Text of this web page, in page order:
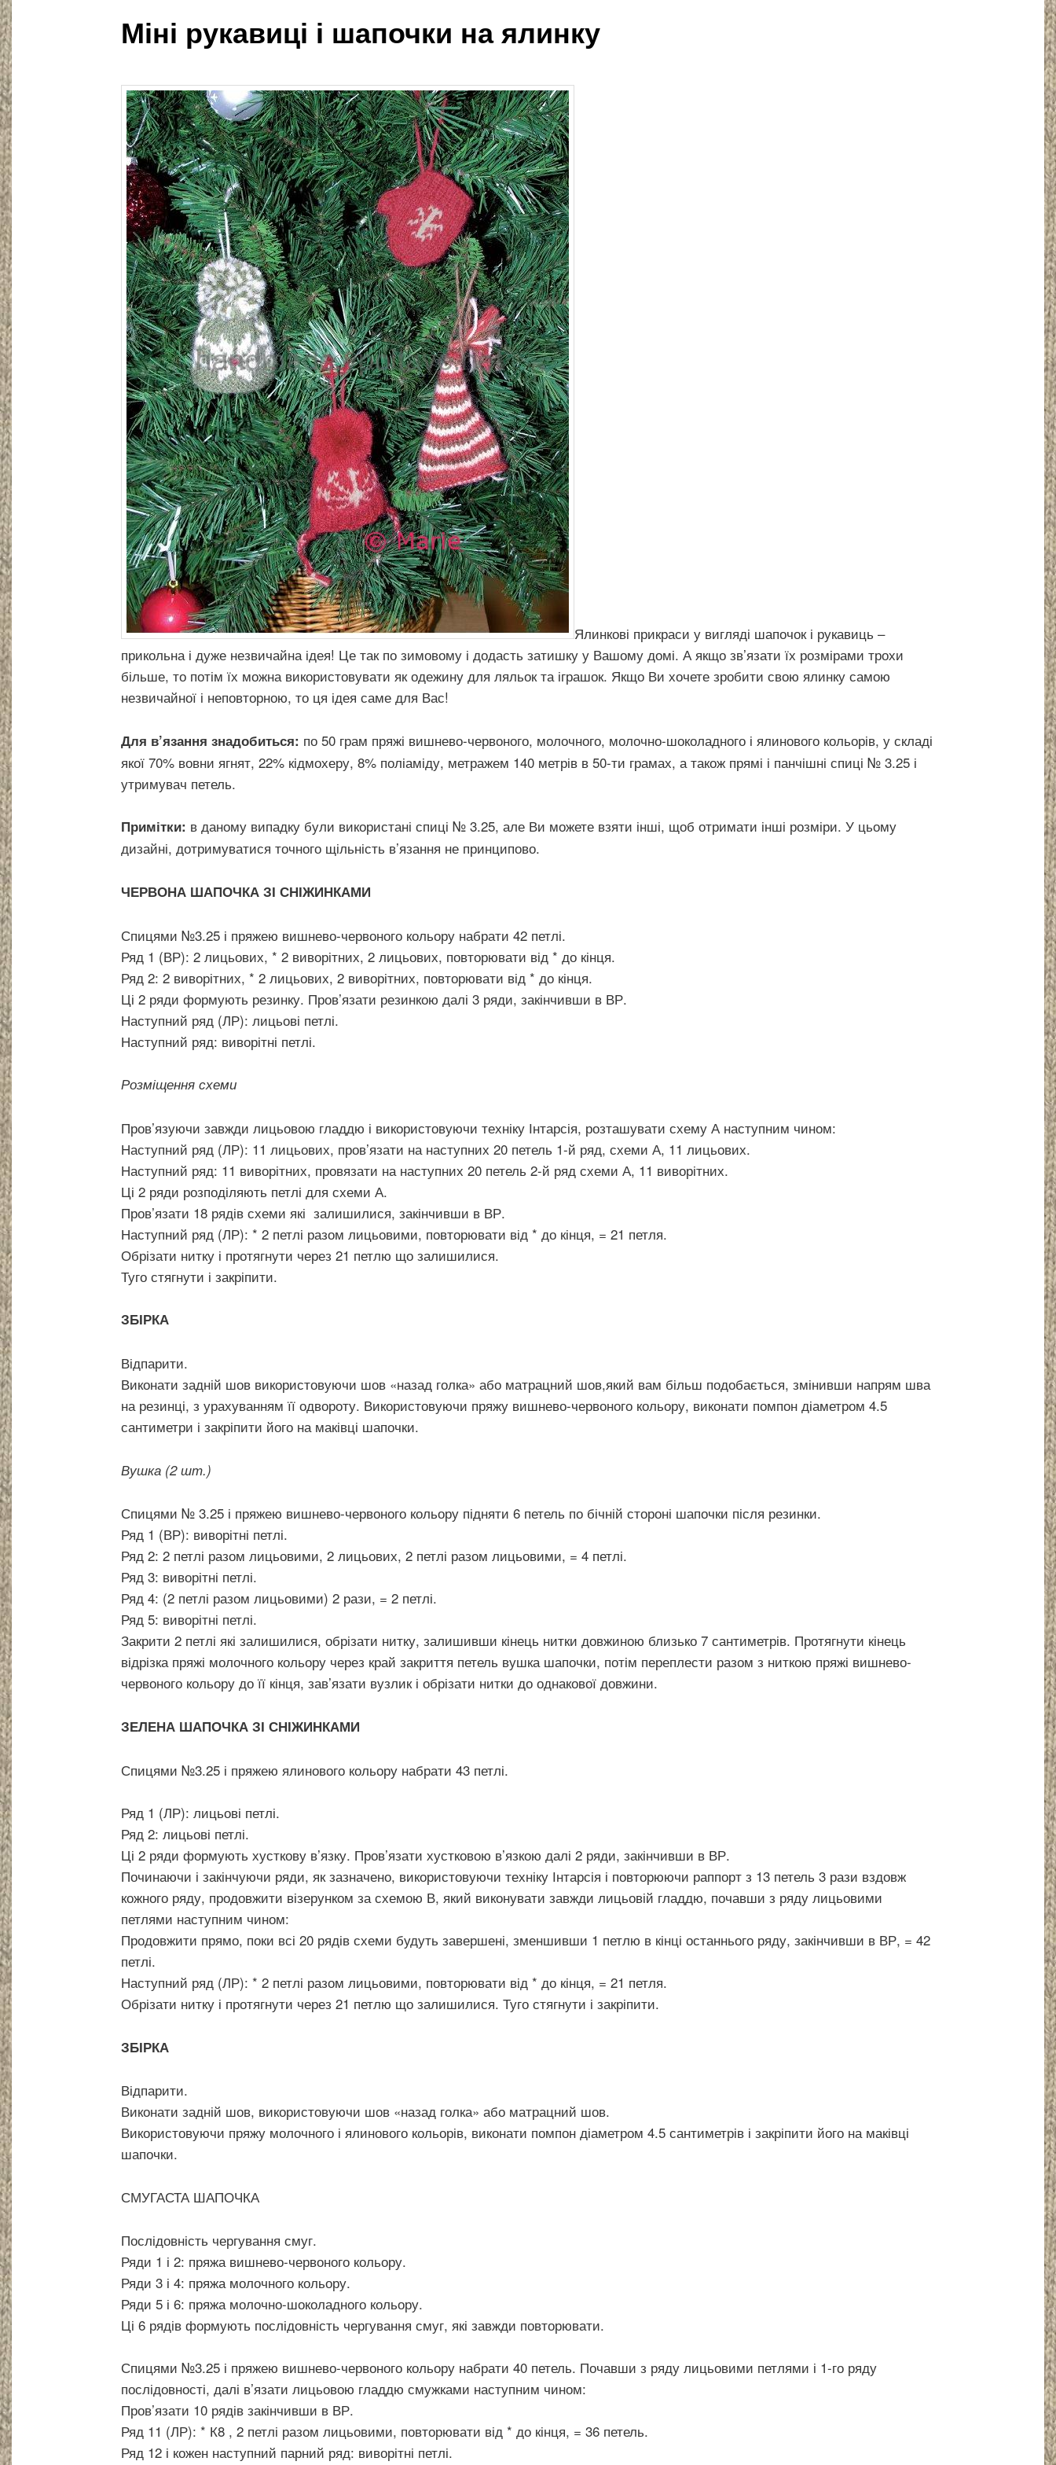
Міні рукавиці і шапочки на ялинку
Ялинкові прикраси у вигляді шапочок і рукавиць –
прикольна і дуже незвичайна ідея! Це так по зимовому і додасть затишку у Вашому домі. А якщо зв’язати їх розмірами трохи
більше, то потім їх можна використовувати як одежину для ляльок та іграшок. Якщо Ви хочете зробити свою ялинку самою
незвичайної і неповторною, то ця ідея саме для Вас!
Для в’язання знадобиться: по 50 грам пряжі вишнево-червоного, молочного, молочно-шоколадного і ялинового кольорів, у складі
якої 70% вовни ягнят, 22% кідмохеру, 8% поліаміду, метражем 140 метрів в 50-ти грамах, а також прямі і панчішні спиці № 3.25 і
утримувач петель.
Примітки: в даному випадку були використані спиці № 3.25, але Ви можете взяти інші, щоб отримати інші розміри. У цьому
дизайні, дотримуватися точного щільність в’язання не принципово.
ЧЕРВОНА ШАПОЧКА ЗІ СНІЖИНКАМИ
Спицями №3.25 і пряжею вишнево-червоного кольору набрати 42 петлі.
Ряд 1 (ВР): 2 лицьових, * 2 виворітних, 2 лицьових, повторювати від * до кінця.
Ряд 2: 2 виворітних, * 2 лицьових, 2 виворітних, повторювати від * до кінця.
Ці 2 ряди формують резинку. Пров’язати резинкою далі 3 ряди, закінчивши в ВР.
Наступний ряд (ЛР): лицьові петлі.
Наступний ряд: виворітні петлі.
Розміщення схеми
Пров’язуючи завжди лицьовою гладдю і використовуючи техніку Інтарсія, розташувати схему А наступним чином:
Наступний ряд (ЛР): 11 лицьових, пров’язати на наступних 20 петель 1-й ряд, схеми А, 11 лицьових.
Наступний ряд: 11 виворітних, провязати на наступних 20 петель 2-й ряд схеми А, 11 виворітних.
Ці 2 ряди розподіляють петлі для схеми А.
Пров’язати 18 рядів схеми які залишилися, закінчивши в ВР.
Наступний ряд (ЛР): * 2 петлі разом лицьовими, повторювати від * до кінця, = 21 петля.
Обрізати нитку і протягнути через 21 петлю що залишилися.
Туго стягнути і закріпити.
ЗБІРКА
Відпарити.
Виконати задній шов використовуючи шов «назад голка» або матрацний шов,який вам більш подобається, змінивши напрям шва
на резинці, з урахуванням її одвороту. Використовуючи пряжу вишнево-червоного кольору, виконати помпон діаметром 4.5
сантиметри і закріпити його на маківці шапочки.
Вушка (2 шт.)
Спицями № 3.25 і пряжею вишнево-червоного кольору підняти 6 петель по бічній стороні шапочки після резинки.
Ряд 1 (ВР): виворітні петлі.
Ряд 2: 2 петлі разом лицьовими, 2 лицьових, 2 петлі разом лицьовими, = 4 петлі.
Ряд 3: виворітні петлі.
Ряд 4: (2 петлі разом лицьовими) 2 рази, = 2 петлі.
Ряд 5: виворітні петлі.
Закрити 2 петлі які залишилися, обрізати нитку, залишивши кінець нитки довжиною близько 7 сантиметрів. Протягнути кінець
відрізка пряжі молочного кольору через край закриття петель вушка шапочки, потім переплести разом з ниткою пряжі вишнево-
червоного кольору до її кінця, зав’язати вузлик і обрізати нитки до однакової довжини.
ЗЕЛЕНА ШАПОЧКА ЗІ СНІЖИНКАМИ
Спицями №3.25 і пряжею ялинового кольору набрати 43 петлі.
Ряд 1 (ЛР): лицьові петлі.
Ряд 2: лицьові петлі.
Ці 2 ряди формують хусткову в’язку. Пров’язати хустковою в’язкою далі 2 ряди, закінчивши в ВР.
Починаючи і закінчуючи ряди, як зазначено, використовуючи техніку Інтарсія і повторюючи раппорт з 13 петель 3 рази вздовж
кожного ряду, продовжити візерунком за схемою В, який виконувати завжди лицьовій гладдю, почавши з ряду лицьовими
петлями наступним чином:
Продовжити прямо, поки всі 20 рядів схеми будуть завершені, зменшивши 1 петлю в кінці останнього ряду, закінчивши в ВР, = 42
петлі.
Наступний ряд (ЛР): * 2 петлі разом лицьовими, повторювати від * до кінця, = 21 петля.
Обрізати нитку і протягнути через 21 петлю що залишилися. Туго стягнути і закріпити.
ЗБІРКА
Відпарити.
Виконати задній шов, використовуючи шов «назад голка» або матрацний шов.
Використовуючи пряжу молочного і ялинового кольорів, виконати помпон діаметром 4.5 сантиметрів і закріпити його на маківці
шапочки.
СМУГАСТА ШАПОЧКА
Послідовність чергування смуг.
Ряди 1 і 2: пряжа вишнево-червоного кольору.
Ряди 3 і 4: пряжа молочного кольору.
Ряди 5 і 6: пряжа молочно-шоколадного кольору.
Ці 6 рядів формують послідовність чергування смуг, які завжди повторювати.
Спицями №3.25 і пряжею вишнево-червоного кольору набрати 40 петель. Почавши з ряду лицьовими петлями і 1-го ряду
послідовності, далі в’язати лицьовою гладдю смужками наступним чином:
Пров’язати 10 рядів закінчивши в ВР.
Ряд 11 (ЛР): * К8 , 2 петлі разом лицьовими, повторювати від * до кінця, = 36 петель.
Ряд 12 і кожен наступний парний ряд: виворітні петлі.